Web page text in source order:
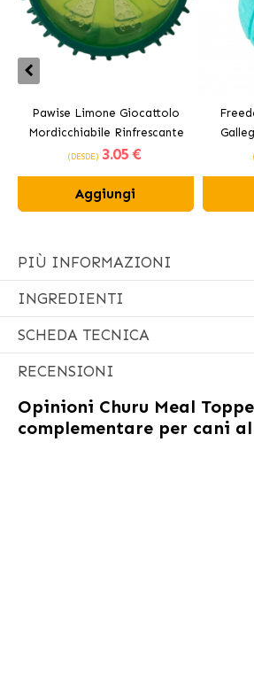
Pawise Limone Giocattolo
Mordicchiabile Rinfrescante
per Cani 12 cm
(DESDE) 3.05 €
Aggiungi
PIÙ INFORMAZIONI
INGREDIENTI
SCHEDA TECNICA
RECENSIONI
Opinioni Churu Meal
complementare per cani